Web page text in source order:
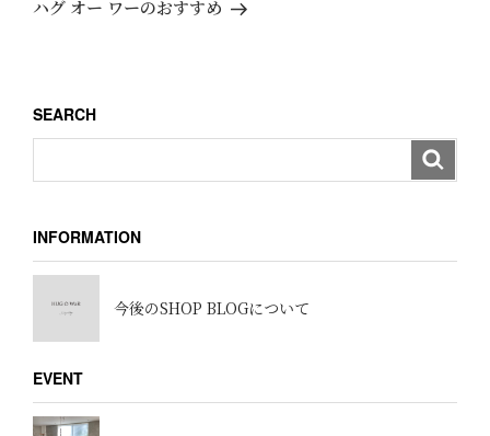
ン
ハグ オー ワーのおすすめ
SEARCH
INFORMATION
今後のSHOP BLOGについて
EVENT